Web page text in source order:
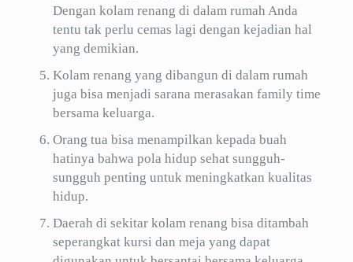
Dengan kolam renang di dalam rumah Anda
tentu tak perlu cemas lagi dengan kejadian hal
yang demikian.
Kolam renang yang dibangun di dalam rumah
juga bisa menjadi sarana merasakan family time
bersama keluarga.
Orang tua bisa menampilkan kepada buah
hatinya bahwa pola hidup sehat sungguh-
sungguh penting untuk meningkatkan kualitas
hidup.
Daerah di sekitar kolam renang bisa ditambah
seperangkat kursi dan meja yang dapat